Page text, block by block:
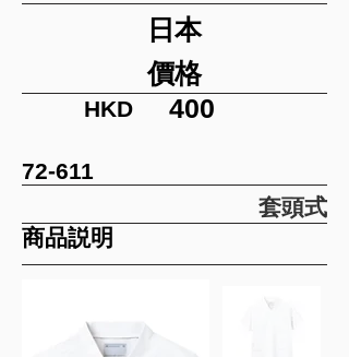
日本
價格
HKD 400
72-611
套頭式
​商品説明